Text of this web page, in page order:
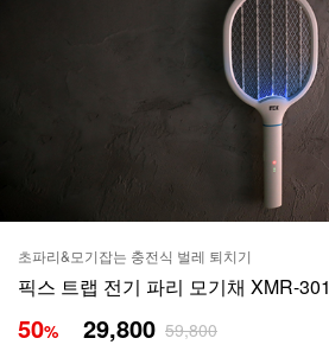
초파리&모기잡는 충전식 벌레 퇴치기
픽스 트랩 전기 파리 모기채 XMR-301
50% 29,800 59,800